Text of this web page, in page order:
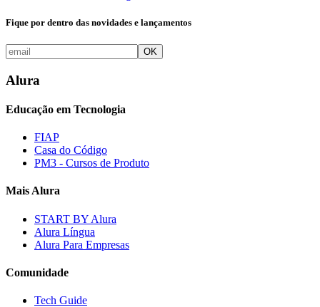
Fique por dentro das novidades e lançamentos
OK
Alura
Educação em Tecnologia
FIAP
Casa do Código
PM3 - Cursos de Produto
Mais Alura
START BY Alura
Alura Língua
Alura Para Empresas
Comunidade
Tech Guide